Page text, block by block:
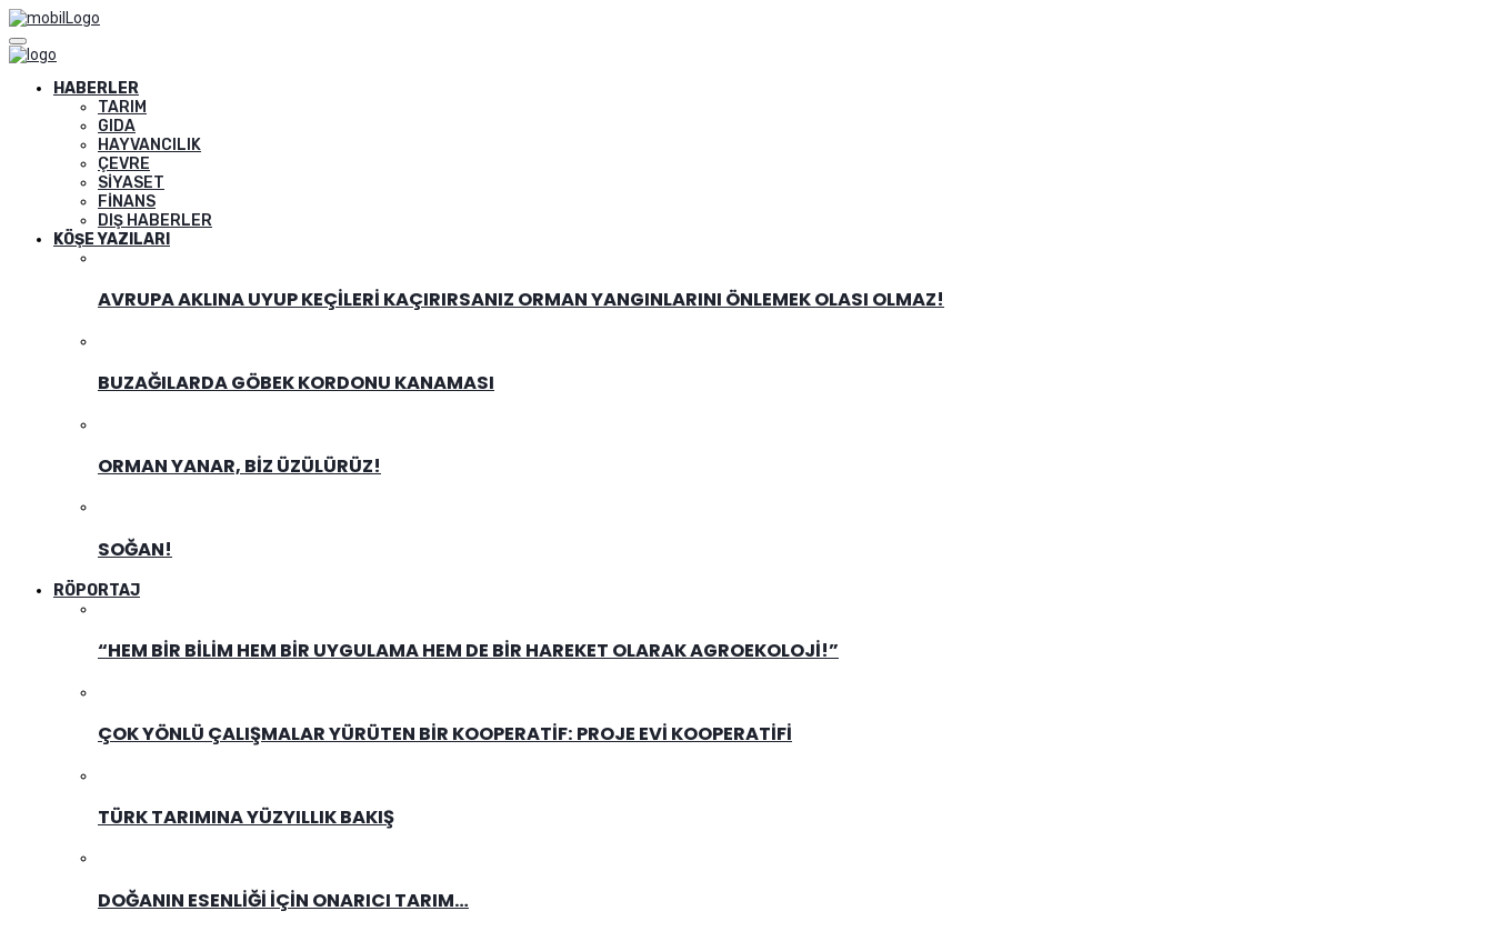
HABERLER
TARIM
GIDA
HAYVANCILIK
ÇEVRE
SIYASET
FINANS
DIŞ HABERLER
KÖŞE YAZILARI
AVRUPA AKLINA UYUP KEÇILERI KAÇIRIRSANIZ ORMAN YANGINLARINI ÖNLEMEK OLASI OLMAZ!
BUZAĞILARDA GÖBEK KORDONU KANAMASI
ORMAN YANAR, BIZ ÜZÜLÜRÜZ!
SOĞAN!
RÖPORTAJ
“HEM BIR BILIM HEM BIR UYGULAMA HEM DE BIR HAREKET OLARAK AGROEKOLOJI!”
ÇOK YÖNLÜ ÇALIŞMALAR YÜRÜTEN BIR KOOPERATIF: PROJE EVI KOOPERATIFI
TÜRK TARIMINA YÜZYILLIK BAKIŞ
DOĞANIN ESENLIĞI İÇIN ONARICI TARIM…